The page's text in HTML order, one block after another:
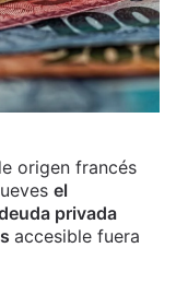
origen francés
el
privada
accesible fuera